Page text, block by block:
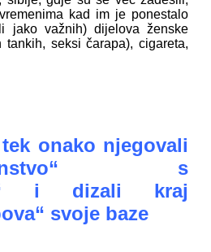
kad im je ponestalo
jako važnih) dijelova ženske
tankih, seksi čarapa), cigareta,
onako njegovali
jedinstvo“ s
i dizali kraj
svoje baze